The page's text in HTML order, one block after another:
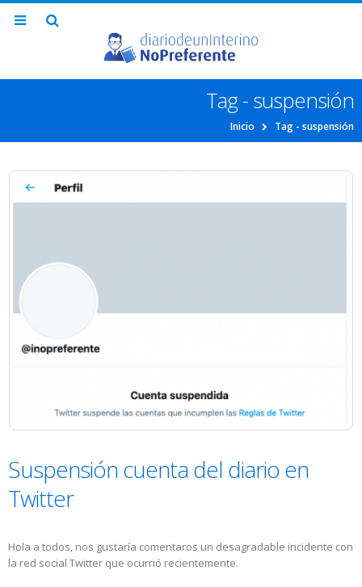
Tag - suspensión
Inicio Tag - suspensión
Suspensión cuenta del diario en
Twitter
Hola a todos, nos gustaría comentaros un desagradable incidente con
la red social Twitter que ocurrió recientemente.